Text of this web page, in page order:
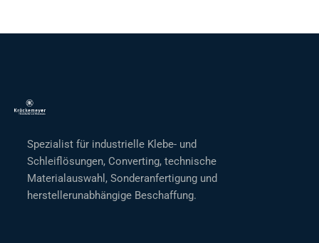
Spezialist für industrielle Klebe- und
Schleiflösungen, Converting, technische
Materialauswahl, Sonderanfertigung und
herstellerunabhängige Beschaffung.